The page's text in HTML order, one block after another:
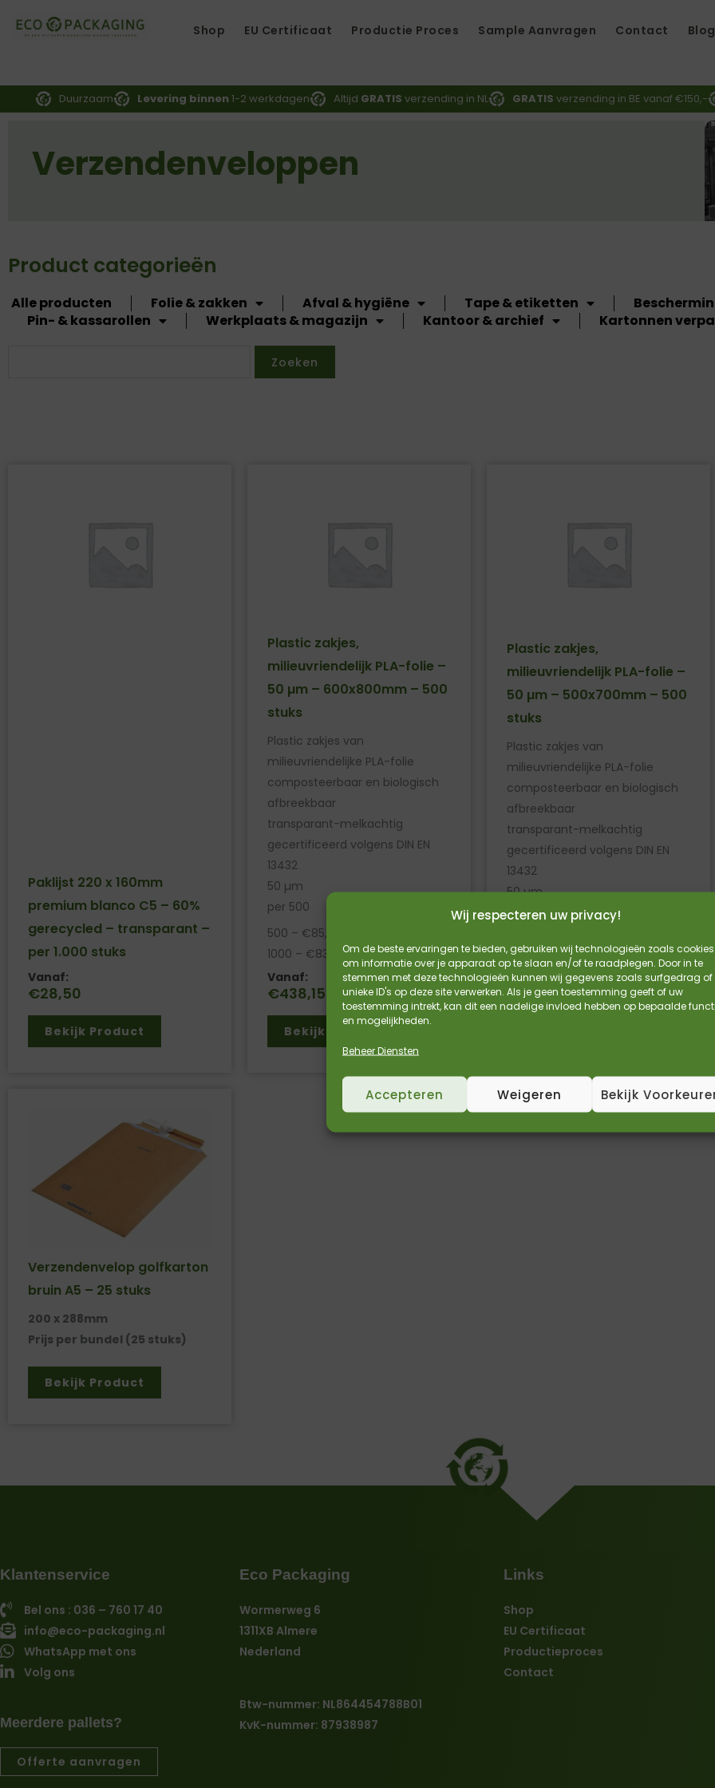
Wij respecteren uw privacy!
Om de beste ervaringen te bieden, gebruiken wij technologieën zoals cookies
om informatie over je apparaat op te slaan en/of te raadplegen. Door in te
stemmen met deze technologieën kunnen wij gegevens zoals surfgedrag of
unieke ID's op deze site verwerken. Als je geen toestemming geeft of uw
toestemming intrekt, kan dit een nadelige invloed hebben op bepaalde
en mogelijkheden.
Beheer Diensten
Accepteren Weigeren Bekijk
Naar
Shop EU Certificaat Productie Proces Sample Aanvragen Contact Blog
Duurzaam Levering binnen 1-2 werkdagen Altijd GRATIS verzending in NL GRATIS verzending in BE vanaf €150,-
Verzendenveloppen
Product categorieën
Alle producten Folie & zakken Afval & hygiëne Tape & etiketten
Pin- & kassarollen
Werkplaats & magazijn Kantoor & archief Kartonnen
Zoeken
Paklijst 220 x 160mm
premium blanco C5 – 60%
gerecycled – transparant –
per 1.000 stuks
Vanaf:
€28,50
Bekijk Product
Plastic zakjes,
milieuvriendelijk PLA-folie –
50 µm – 600x800mm – 500
stuks
Plastic zakjes van
milieuvriendelijke PLA-folie
composteerbaar en biologisch
afbreekbaar
transparant-melkachtig
gecertificeerd volgens DIN EN
13432
50 µm
per 500
500 – €85,36 prijs per 100
1000 – €83,82 prijs per 100
Vanaf:
€438,15
Bekijk Product
Plastic zakjes,
milieuvriendelijk PLA-folie –
50 µm – 500x700mm – 500
stuks
Plastic zakjes van
milieuvriendelijke PLA-folie
composteerbaar en biologisch
afbreekbaar
transparant-melkachtig
gecertificeerd volgens DIN EN
13432
50 µm
per 500
1000 – €61,82 prijs per 100
Vanaf:
€323,15
Verzendenvelop golfkarton
bruin A5 – 25 stuks
200 x 288mm
Prijs per bundel (25 stuks)
Bekijk Product
Klantenservice
Bel ons : 036 – 760 17 40
info@eco-packaging.nl
WhatsApp met ons
Volg ons
Meerdere pallets?
Offerte aanvragen
Eco Packaging
Wormerweg 6
1311XB Almere
Nederland
Btw-nummer: NL864454788B01
KvK-nummer: 87938987
Links
Shop
EU Certificaat
Productieproces
Contact